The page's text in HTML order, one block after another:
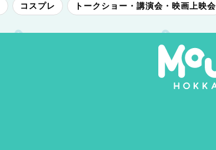
コスプレ トークショー・講演会・映画上映会